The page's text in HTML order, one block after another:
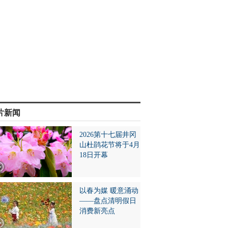
新闻
2026第十七届井冈
山杜鹃花节将于4月
18日开幕
以春为媒 暖意涌动
——盘点清明假日
消费新亮点